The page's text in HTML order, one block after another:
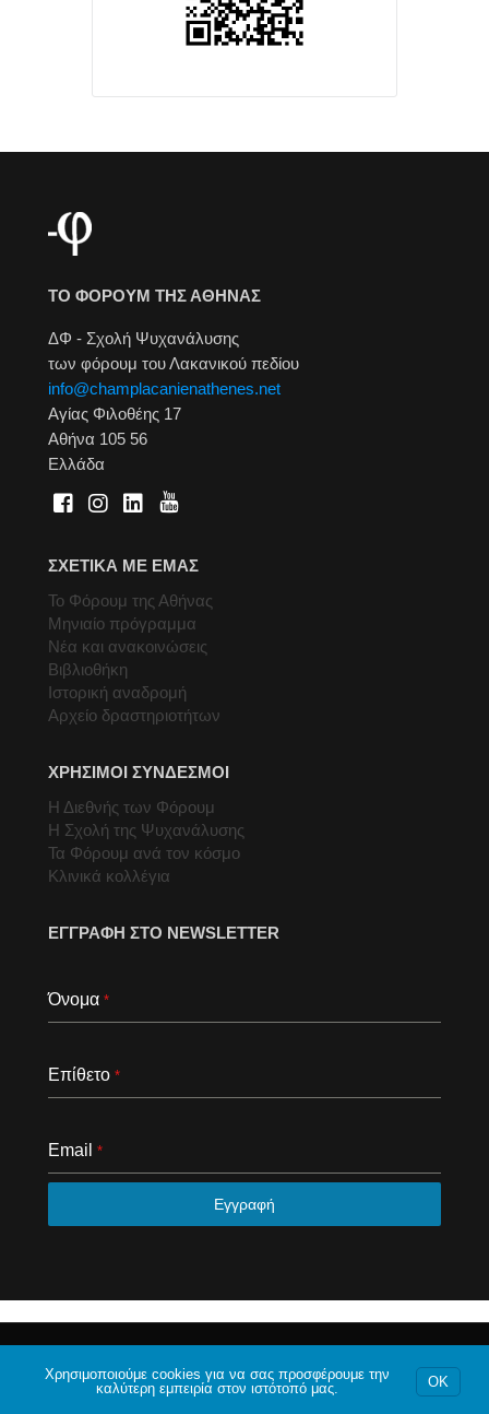
ΤΟ ΦΟΡΟΥΜ ΤΗΣ ΑΘΗΝΑΣ
ΔΦ - Σχολή Ψυχανάλυσης
των φόρουμ του Λακανικού πεδίου
info@champlacanienathenes.net
Αγίας Φιλοθέης 17
Αθήνα 105 56
Ελλάδα
ΣΧΕΤΙΚΑ ΜΕ ΕΜΑΣ
Το Φόρουμ της Αθήνας
Μηνιαίο πρόγραμμα
Νέα και ανακοινώσεις
Βιβλιοθήκη
Ιστορική αναδρομή
Αρχείο δραστηριοτήτων
ΧΡΗΣΙΜΟΙ ΣΥΝΔΕΣΜΟΙ
Η Διεθνής των Φόρουμ
Η Σχολή της Ψυχανάλυσης
Τα Φόρουμ ανά τον κόσμο
Κλινικά κολλέγια
ΕΓΓΡΑΦΗ ΣΤΟ NEWSLETTER
Όνομα *
Επίθετο *
Email *
Εγγραφή
νομίμου δικαιώματος.
Χρησιμοποιούμε cookies για να σας προσφέρουμε την
καλύτερη εμπειρία στον ιστότοπό μας.
OK